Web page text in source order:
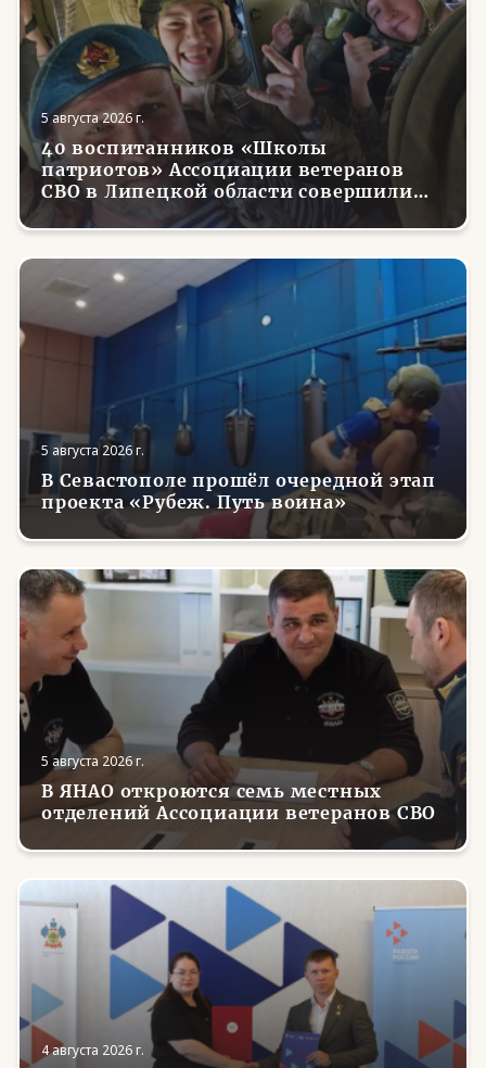
5 августа 2026 г.
40 воспитанников «Школы
патриотов» Ассоциации ветеранов
СВО в Липецкой области совершили
первые парашютные прыжки
5 августа 2026 г.
В Севастополе прошёл очередной этап
проекта «Рубеж. Путь воина»
5 августа 2026 г.
В ЯНАО откроются семь местных
отделений Ассоциации ветеранов СВО
4 августа 2026 г.